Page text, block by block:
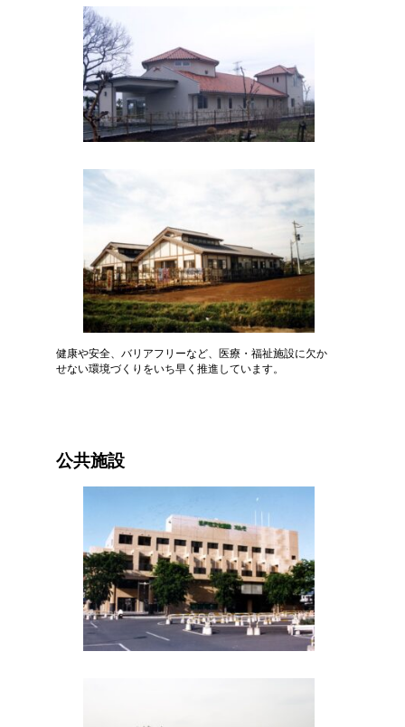
健康や安全、バリアフリーなど、医療・福祉施設に欠か
せない環境づくりをいち早く推進しています。
公共施設